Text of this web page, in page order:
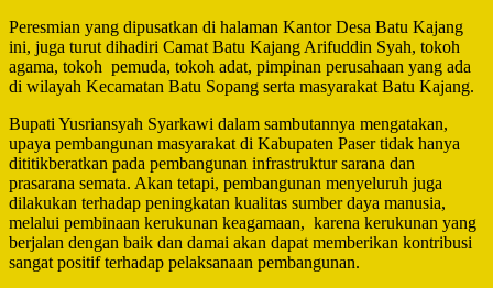
Peresmian yang dipusatkan di halaman Kantor Desa Batu Kajang
ini, juga turut dihadiri Camat Batu Kajang Arifuddin Syah, tokoh
agama, tokoh pemuda, tokoh adat, pimpinan perusahaan yang ada
di wilayah Kecamatan Batu Sopang serta masyarakat Batu Kajang.
Bupati Yusriansyah Syarkawi dalam sambutannya mengatakan,
upaya pembangunan masyarakat di Kabupaten Paser tidak hanya
dititikberatkan pada pembangunan infrastruktur sarana dan
prasarana semata. Akan tetapi, pembangunan menyeluruh juga
dilakukan terhadap peningkatan kualitas sumber daya manusia,
melalui pembinaan kerukunan keagamaan, karena kerukunan yang
berjalan dengan baik dan damai akan dapat memberikan kontribusi
sangat positif terhadap pelaksanaan pembangunan.